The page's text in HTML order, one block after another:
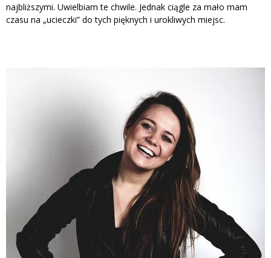
najbliższymi. Uwielbiam te chwile. Jednak ciągle za mało mam
czasu na „ucieczki” do tych pięknych i urokliwych miejsc.